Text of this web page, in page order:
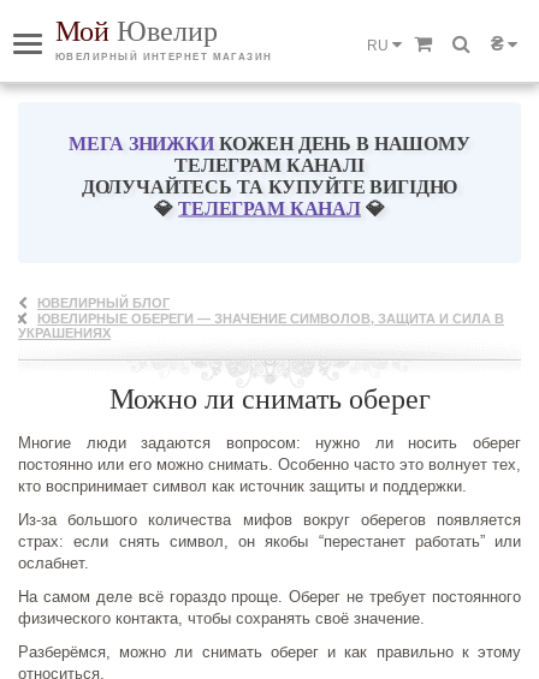
Мой Ювелир
ЮВЕЛИРНЫЙ ИНТЕРНЕТ МАГАЗИН
₴
RU
МЕГА ЗНИЖКИКОЖЕН ДЕНЬ В НАШОМУ
ТЕЛЕГРАМ КАНАЛІ
ДОЛУЧАЙТЕСЬ ТА КУПУЙТЕ ВИГІДНО
💎ТЕЛЕГРАМ КАНАЛ 💎
ЮВЕЛИРНЫЙ БЛОГ
ЮВЕЛИРНЫЕ ОБЕРЕГИ — ЗНАЧЕНИЕ СИМВОЛОВ, ЗАЩИТА И СИЛА В
УКРАШЕНИЯХ
Можно ли снимать оберег
Многие люди задаются вопросом: нужно ли носить оберег
постоянно или его можно снимать. Особенно часто это волнует тех,
кто воспринимает символ как источник защиты и поддержки.
Из-за большого количества мифов вокруг оберегов появляется
страх: если снять символ, он якобы “перестанет работать” или
ослабнет.
На самом деле всё гораздо проще. Оберег не требует постоянного
физического контакта, чтобы сохранять своё значение.
Разберёмся, можно ли снимать оберег и как правильно к этому
относиться.